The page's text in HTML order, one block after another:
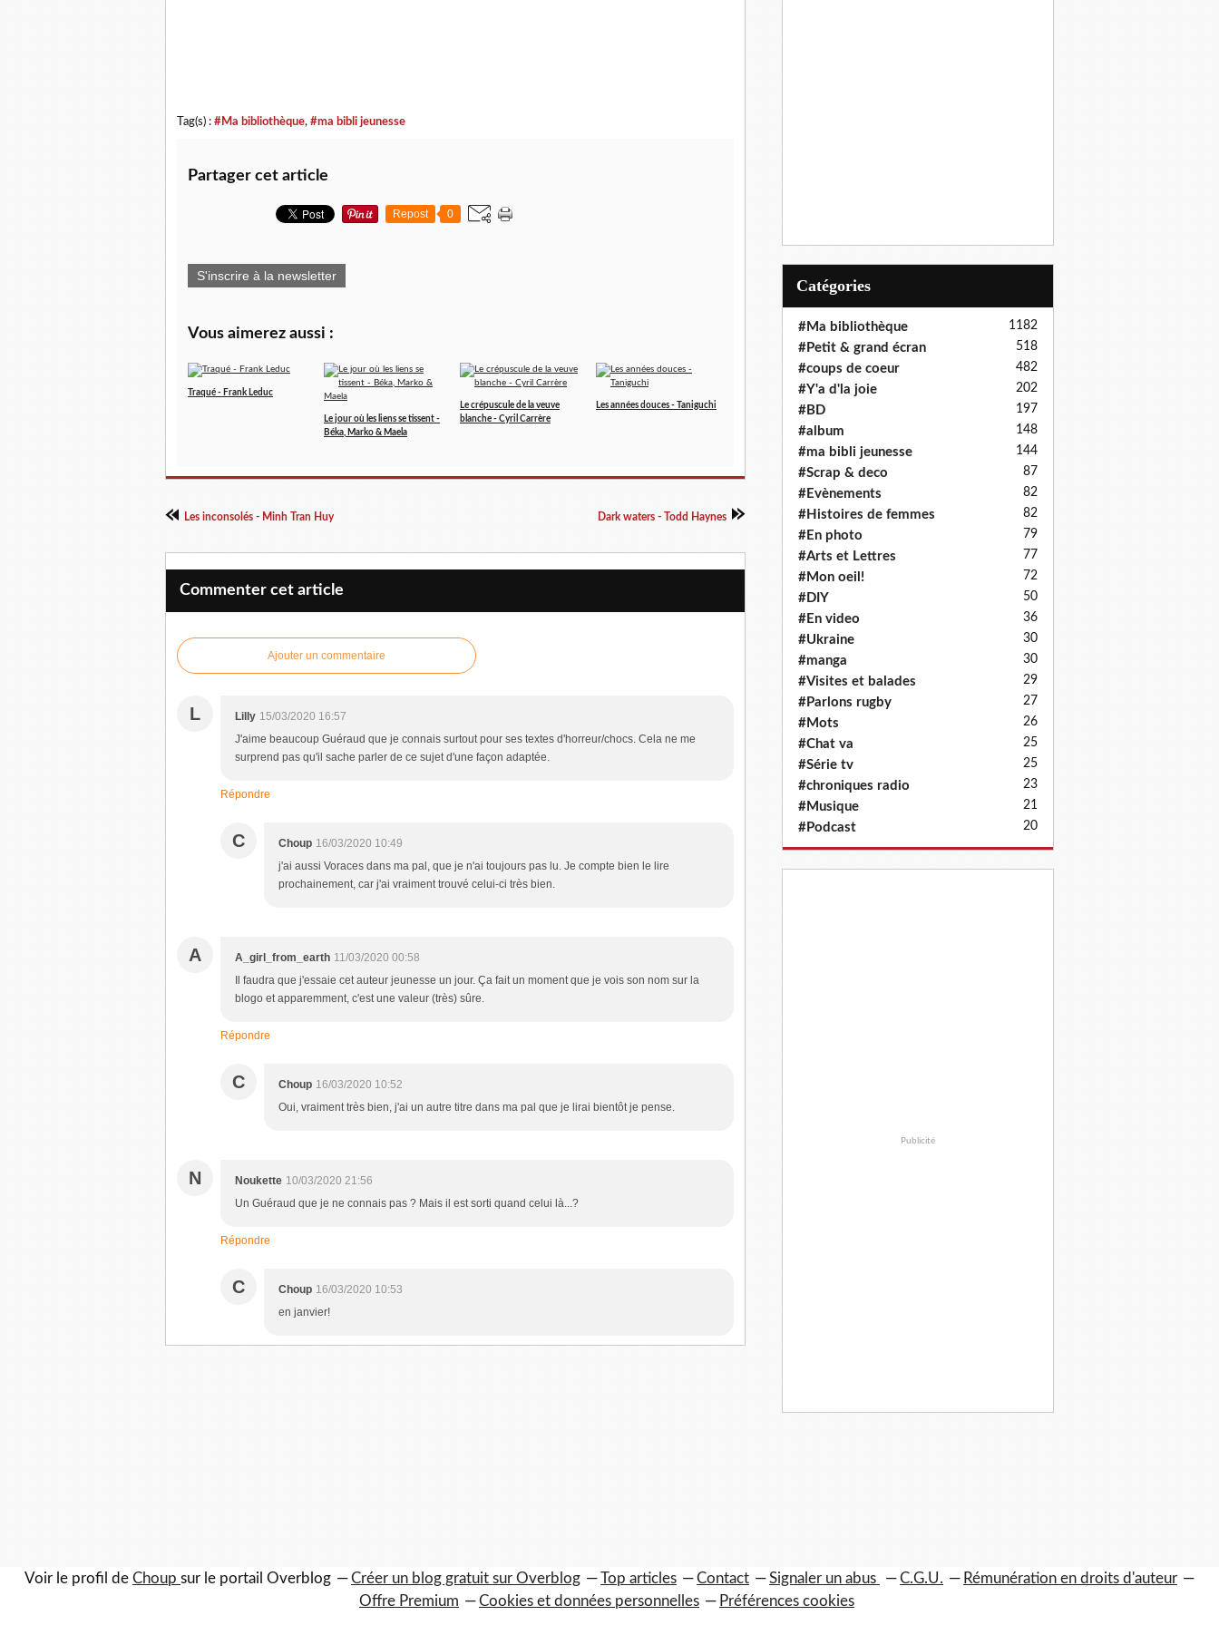
Tag(s) : #Ma bibliothèque, #ma bibli jeunesse
Partager cet article
Repost 0
S'inscrire à la newsletter
Vous aimerez aussi :
Traqué - Frank Leduc
Le jour où les liens se tissent -
Béka, Marko & Maela
Le crépuscule de la veuve
blanche - Cyril Carrère
Les années douces - Taniguchi
Les inconsolés - Minh Tran Huy Dark waters - Todd Haynes
Commenter cet article
Ajouter un commentaire
L Lilly 15/03/2020 16:57
J'aime beaucoup Guéraud que je connais surtout pour ses textes d'horreur/chocs. Cela ne me
surprend pas qu'il sache parler de ce sujet d'une façon adaptée.
Répondre
C Choup 16/03/2020 10:49
j'ai aussi Voraces dans ma pal, que je n'ai toujours pas lu. Je compte bien le lire
prochainement, car j'ai vraiment trouvé celui-ci très bien.
A A_girl_from_earth 11/03/2020 00:58
Il faudra que j'essaie cet auteur jeunesse un jour. Ça fait un moment que je vois son nom sur la
blogo et apparemment, c'est une valeur (très) sûre.
Répondre
C Choup 16/03/2020 10:52
Oui, vraiment très bien, j'ai un autre titre dans ma pal que je lirai bientôt je pense.
N Noukette 10/03/2020 21:56
Un Guéraud que je ne connais pas ? Mais il est sorti quand celui là...?
Répondre
C Choup 16/03/2020 10:53
en janvier!
Catégories
#Ma bibliothèque 1182
#Petit & grand écran 518
#coups de coeur 482
#Y'a d'la joie 202
#BD 197
#album 148
#ma bibli jeunesse 144
#Scrap & deco 87
#Evènements 82
#Histoires de femmes 82
#En photo 79
#Arts et Lettres 77
#Mon oeil! 72
#DIY 50
#En video 36
#Ukraine 30
#manga 30
#Visites et balades 29
#Parlons rugby 27
#Mots 26
#Chat va 25
#Série tv 25
#chroniques radio 23
#Musique 21
#Podcast 20
Publicité
Voir le profil de Choup sur le portail Overblog Créer un blog gratuit sur Overblog Top articles Contact Signaler un abus C.G.U.
Rémunération en droits d'auteur
Offre Premium
Cookies et données personnelles Préférences cookies